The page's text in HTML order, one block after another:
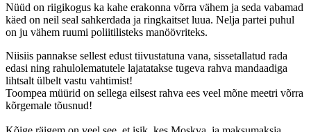
Nüüd on riigikogus ka kahe erakonna võrra vähem ja seda vabamad
käed on neil seal sahkerdada ja ringkaitset luua. Nelja partei puhul
on ju vähem ruumi poliitilisteks manöövriteks.
Niisiis pannakse sellest edust tiivustatuna vana, sissetallatud rada
edasi ning rahulolematutele lajatatakse tugeva rahva mandaadiga
lihtsalt ülbelt vastu vahtimist!
Toompea müürid on sellega eilsest rahva ees veel mõne meetri võrra
kõrgemale tõusnud!